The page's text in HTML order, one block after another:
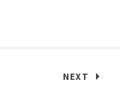
NEXT